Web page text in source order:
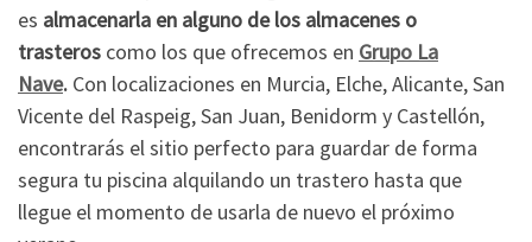
es almacenarla en alguno de los almacenes o
trasteros como los que ofrecemos en Grupo La
Nave. Con localizaciones en Murcia, Elche, Alicante, San
Vicente del Raspeig, San Juan, Benidorm y Castellón,
encontrarás el sitio perfecto para guardar de forma
segura tu piscina alquilando un trastero hasta que
llegue el momento de usarla de nuevo el próximo